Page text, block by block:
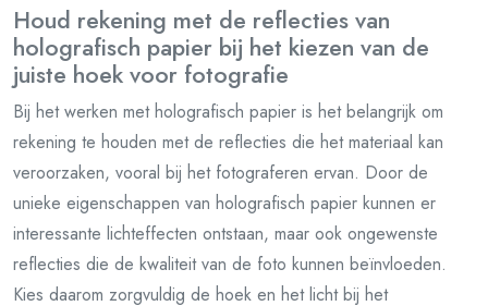
Houd rekening met de reflecties van
holografisch papier bij het kiezen van de
juiste hoek voor fotografie
Bij het werken met holografisch papier is het belangrijk om
rekening te houden met de reflecties die het materiaal kan
veroorzaken, vooral bij het fotograferen ervan. Door de
unieke eigenschappen van holografisch papier kunnen er
interessante lichteffecten ontstaan, maar ook ongewenste
reflecties die de kwaliteit van de foto kunnen beïnvloeden.
Kies daarom zorgvuldig de hoek en het licht bij het